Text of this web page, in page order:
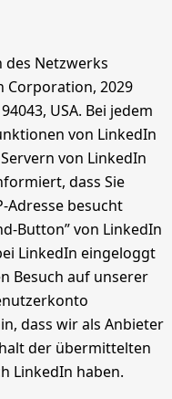
des Netzwerks
Corporation, 2029
USA. Bei jedem
von LinkedIn
von LinkedIn
dass Sie
Adresse besucht
Button” von LinkedIn
LinkedIn eingeloggt
Besuch auf unserer
dass wir als Anbieter
der übermittelten
LinkedIn haben.